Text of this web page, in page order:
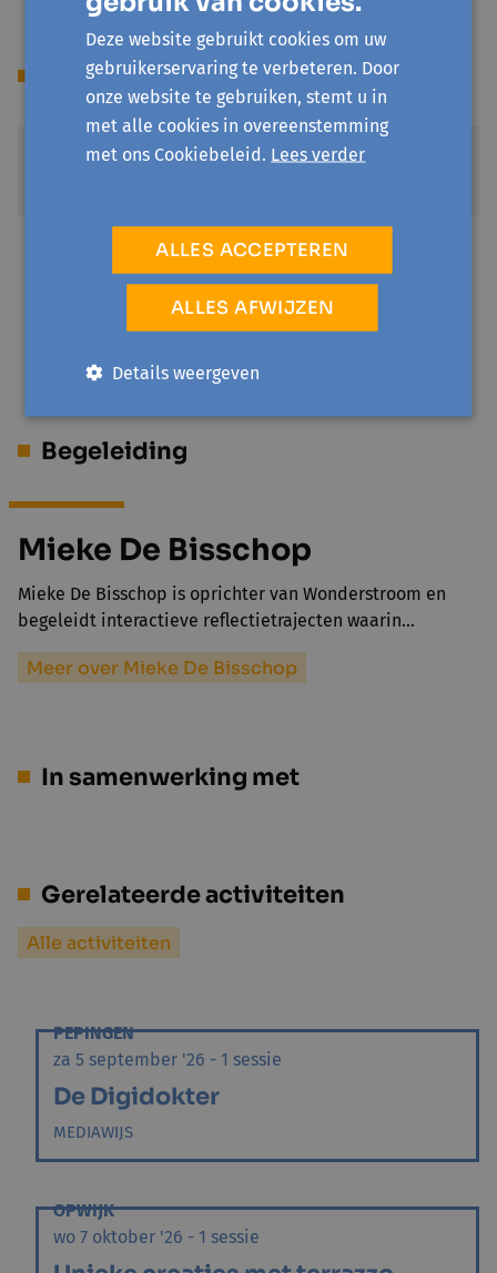
Prijs
Standaardprijs
Je hebt een invaliditeitsuitkering of recht op
verhoogde tegemoetkoming/omniostatuut
Begeleiding
Mieke De Bisschop
Mieke De Bisschop is oprichter van Wonderstroom en
begeleidt interactieve reflectietrajecten waarin…
Meer over Mieke De Bisschop
In samenwerking met
Gerelateerde activiteiten
Alle activiteiten
PEPINGEN
za 5 september '26 - 1 sessie
De Digidokter
MEDIAWIJS
OPWIJK
wo 7 oktober '26 - 1 sessie
Deze website gebruikt cookies om uw
gebruikerservaring te verbeteren. Door
onze website te gebruiken, stemt u in
met alle cookies in overeenstemming
met ons Cookiebeleid. Lees verder
ALLES ACCEPTEREN
ALLES AFWIJZEN
Details weergeven